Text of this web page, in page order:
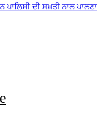
ਦੀ ਸਖ਼ਤੀ ਨਾਲ ਪਾਲਣਾ